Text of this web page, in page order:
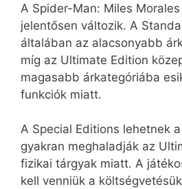
A Spider-Man: Miles
jelentősen változik. A
általában az alacsonyabb
míg az Ultimate Edition
magasabb árkategóriába
funkciók miatt.
A Special Editions lehetnek
gyakran meghaladják az
fizikai tárgyak miatt. A
kell venniük a